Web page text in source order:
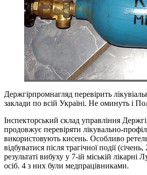
Держгірпромнагляд перевірить
заклади по всій Україні. Не оминуть і
Інспекторський склад управління
продовжує перевіряти лікувально-
використовують кисень. Особливо
відбуватися після трагічної події
результаті вибуху у 7-ій міській лікарні
осіб. 4 з них були медпрацівниками.